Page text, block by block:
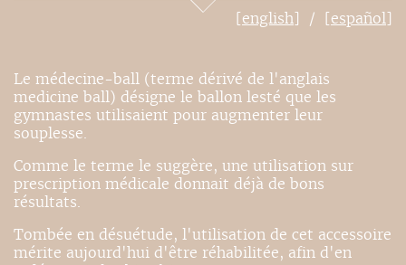
[english] [español]
Le médecine-ball (terme dérivé de l'anglais
medicine ball) désigne le ballon lesté que les
gymnastes utilisaient pour augmenter leur
souplesse.
Comme le terme le suggère, une utilisation sur
prescription médicale donnait déjà de bons
résultats.
Tombée en désuétude, l'utilisation de cet accessoire
mérite aujourd'hui d'être réhabilitée, afin d'en